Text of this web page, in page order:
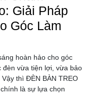
Giải Pháp
Góc Làm
hoàn hảo cho góc
đèn vừa tiện lợi, vừa bảo
thì ĐÈN BÀN TREO
là sự lựa chọn